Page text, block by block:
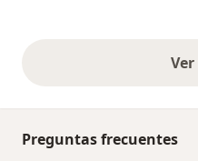
Preguntas frecuentes